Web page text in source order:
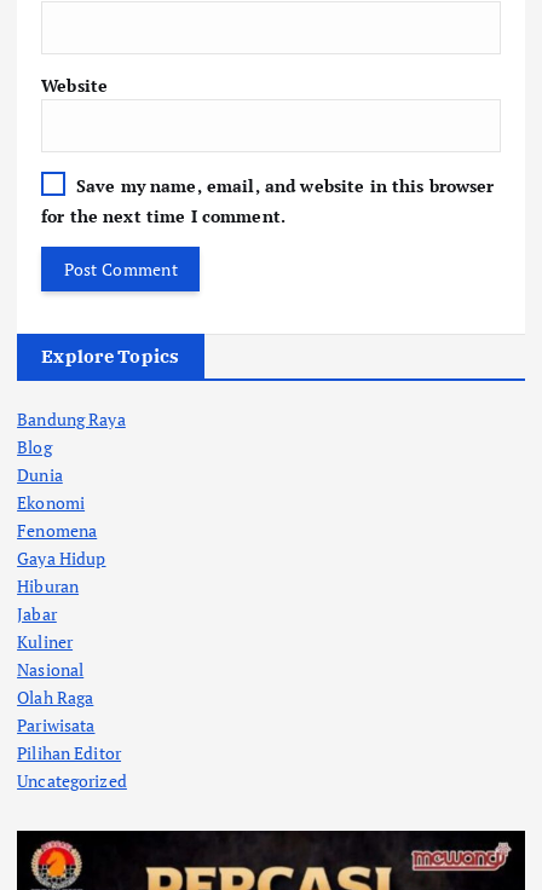
Website
Save my name, email, and website in this browser
for the next time I comment.
Explore Topics
Bandung Raya
Blog
Dunia
Ekonomi
Fenomena
Gaya Hidup
Hiburan
Jabar
Kuliner
Nasional
Olah Raga
Pariwisata
Pilihan Editor
Uncategorized